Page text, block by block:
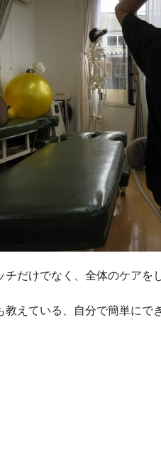
チだけでなく、全体のケアを
教えている、自分で簡単にで